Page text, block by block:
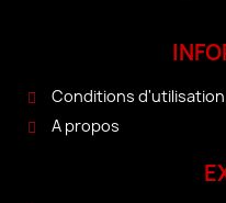
Conditions d'utilisation
A propos